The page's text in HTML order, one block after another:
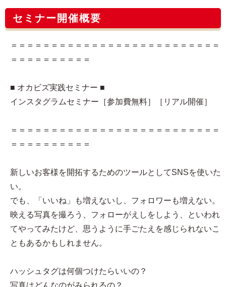
セミナー開催概要
＝＝＝＝＝＝＝＝＝＝＝＝＝＝＝＝＝＝＝＝＝＝＝＝＝＝
＝＝＝＝＝＝＝＝＝＝
■ オカビズ実践セミナー ■
インスタグラムセミナー［参加費無料］［リアル開催］
＝＝＝＝＝＝＝＝＝＝＝＝＝＝＝＝＝＝＝＝＝＝＝＝＝＝
＝＝＝＝＝＝＝＝＝＝
新しいお客様を開拓するためのツールとしてSNSを使いた
い。
でも、「いいね」も増えないし、フォロワーも増えない。
映える写真を撮ろう、フォローがえしをしよう、といわれ
てやってみたけど、思うように手ごたえを感じられないこ
ともあるかもしれません。
ハッシュタグは何個つけたらいいの？
写真はどんなのがみられるの？